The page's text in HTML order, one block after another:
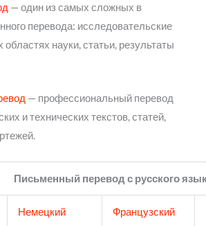
— один из самых сложных в
перевода: исследовательские
науки, статьи, результаты
— профессиональный перевод
и технических текстов, статей,
Письменный перевод с русского
Немецкий Французский